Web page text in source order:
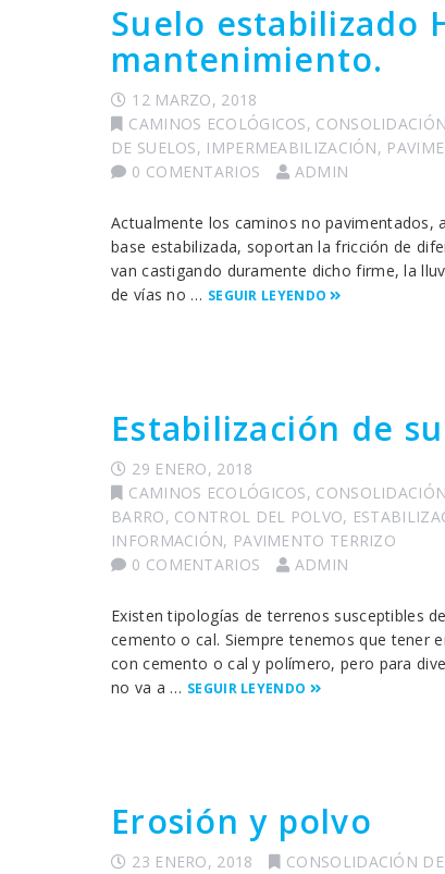
Suelo estabilizado
mantenimiento.
12 MARZO, 2018
CAMINOS ECOLÓGICOS,
DE SUELOS, IMPERMEABILIZACIÓN,
0 COMENTARIOS
ADMIN
Actualmente los caminos no pavimentados,
base estabilizada, soportan la fricción de
van castigando duramente dicho firme, la
de vías no … SEGUIR LEYENDO
Estabilización de
29 ENERO, 2018
CAMINOS ECOLÓGICOS,
BARRO, CONTROL DEL POLVO,
INFORMACIÓN, PAVIMENTO TERRIZO
0 COMENTARIOS
ADMIN
Existen tipologías de terrenos susceptibles
cemento o cal. Siempre tenemos que tener
con cemento o cal y polímero, pero para
no va a … SEGUIR LEYENDO
Erosión y polvo
23 ENERO, 2018 CONSOLIDACIÓN